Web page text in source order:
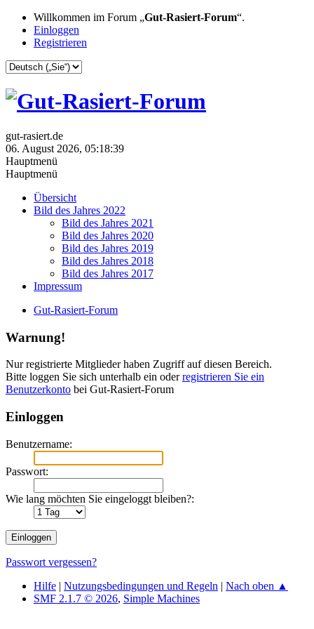
Willkommen im Forum „Gut-Rasiert-Forum“.
Einloggen
Registrieren
gut-rasiert.de
06. August 2026, 05:18:39
Hauptmenü
Hauptmenü
Übersicht
Bild des Jahres 2022
Bild des Jahres 2021
Bild des Jahres 2020
Bild des Jahres 2019
Bild des Jahres 2018
Bild des Jahres 2017
Impressum
Gut-Rasiert-Forum
Warnung!
Nur registrierte Mitglieder haben Zugriff auf diesen Bereich.
Bitte loggen Sie sich unterhalb ein oderregistrieren Sie ein
Benutzerkonto bei Gut-Rasiert-Forum
Einloggen
Benutzername:
Passwort:
Wie lang möchten Sie eingeloggt bleiben?:
Passwort vergessen?
Hilfe | Nutzungsbedingungen und Regeln | Nach oben ▲
SMF 2.1.7 © 2026, Simple Machines